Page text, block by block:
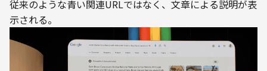
従来のような青い関連URLではなく、文章による説明が表
示される。